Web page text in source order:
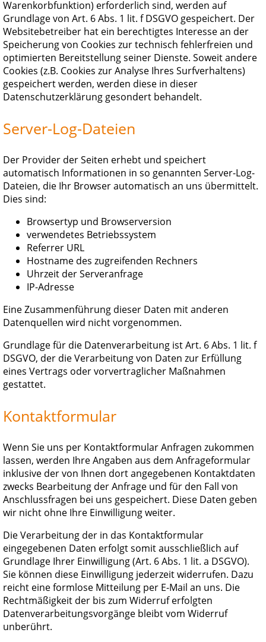
Warenkorbfunktion) erforderlich sind, werden auf
Grundlage von Art. 6 Abs. 1 lit. f DSGVO gespeichert. Der
Websitebetreiber hat ein berechtigtes Interesse an der
Speicherung von Cookies zur technisch fehlerfreien und
optimierten Bereitstellung seiner Dienste. Soweit andere
Cookies (z.B. Cookies zur Analyse Ihres Surfverhaltens)
gespeichert werden, werden diese in dieser
Datenschutzerklärung gesondert behandelt.
Server-Log-Dateien
Der Provider der Seiten erhebt und speichert
automatisch Informationen in so genannten Server-Log-
Dateien, die Ihr Browser automatisch an uns übermittelt.
Dies sind:
Browsertyp und Browserversion
verwendetes Betriebssystem
Referrer URL
Hostname des zugreifenden Rechners
Uhrzeit der Serveranfrage
IP-Adresse
Eine Zusammenführung dieser Daten mit anderen
Datenquellen wird nicht vorgenommen.
Grundlage für die Datenverarbeitung ist Art. 6 Abs. 1 lit. f
DSGVO, der die Verarbeitung von Daten zur Erfüllung
eines Vertrags oder vorvertraglicher Maßnahmen
gestattet.
Kontaktformular
Wenn Sie uns per Kontaktformular Anfragen zukommen
lassen, werden Ihre Angaben aus dem Anfrageformular
inklusive der von Ihnen dort angegebenen Kontaktdaten
zwecks Bearbeitung der Anfrage und für den Fall von
Anschlussfragen bei uns gespeichert. Diese Daten geben
wir nicht ohne Ihre Einwilligung weiter.
Die Verarbeitung der in das Kontaktformular
eingegebenen Daten erfolgt somit ausschließlich auf
Grundlage Ihrer Einwilligung (Art. 6 Abs. 1 lit. a DSGVO).
Sie können diese Einwilligung jederzeit widerrufen. Dazu
reicht eine formlose Mitteilung per E-Mail an uns. Die
Rechtmäßigkeit der bis zum Widerruf erfolgten
Datenverarbeitungsvorgänge bleibt vom Widerruf
unberührt.